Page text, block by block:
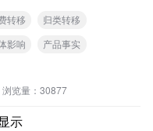
、转移归类、拉近目标距
转移消费、展现惊人的产品
和唤起理想自我形象。通过
法，消费者能更愿意购买
品。
转移
归类转移
影响
产品事实
浏览量： 30877
示